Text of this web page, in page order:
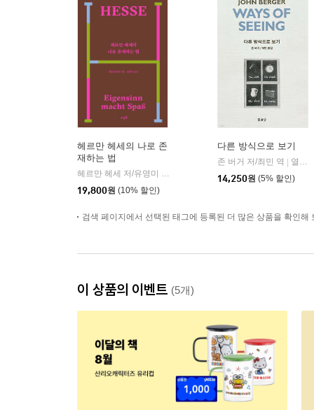
헤르만 헤세의 나로 존
재하는 법
헤르만 헤세 저/유영미 역
19,800원 (10% 할인)
다른 방식으로 보기
존 버거 저/최민 역
열화당
14,250원 (5% 할인)
검색 페이지에서 선택된 태그에 등록된 더 많은 상품을 확인해
이 상품의 이벤트 (5개)